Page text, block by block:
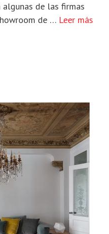
algunas de las firmas
de … Leer más